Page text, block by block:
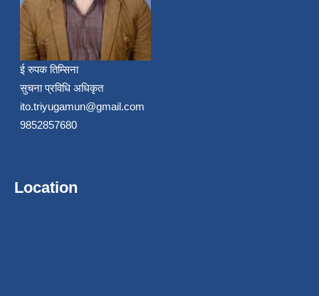
ई रुपक तिम्सिना
सुचना प्रविधि अधिकृत
ito.triyugamun@gmail.com
9852857680
Location